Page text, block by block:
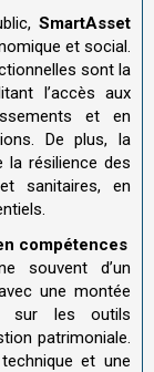
SmartAsset
et social.
sont la
l’accès aux
et en
De plus, la
la résilience des
sanitaires, en
.
compétences
souvent d’un
une montée
sur les outils
patrimoniale.
et une